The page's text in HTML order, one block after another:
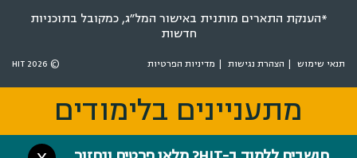
*הענקת התארים מותנית באישור המל״ג, כמקובל בתוכניות
חדשות
תנאי שימוש הצהרת נגישות מדיניות הפרטיות © 2026 HIT
מתעניינים בלימודים
מתעניינים בלימודים